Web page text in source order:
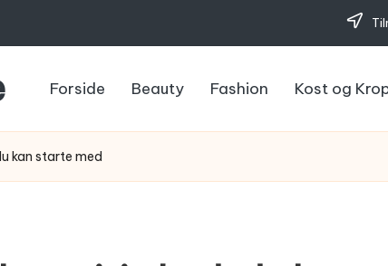
Forside Beauty Fashion Kost og
kan starte med